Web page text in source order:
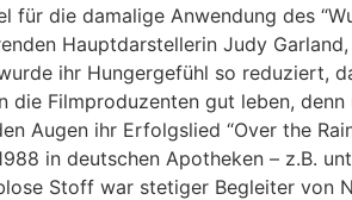
die damalige Anwendung des
Hauptdarstellerin Judy
ihr Hungergefühl so reduziert,
Filmproduzenten gut leben,
Augen ihr Erfolgslied “Over the
in deutschen Apotheken – z.B.
Stoff war stetiger Begleiter von